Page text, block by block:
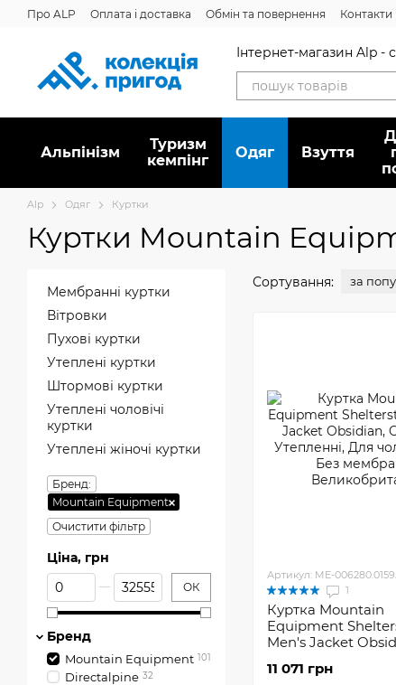
Перейти до основного контенту
Про ALP Оплата і доставка Обмін та повернення Контакти
Інтернет-магазин Alp -
Альпінізм
Туризм
кемпінг
Oдяг Взуття
Alp Oдяг Куртки
Куртки Mountain
Сортування: за
Артикул: ME-
1
Куртка Mountain
Equipment
Men's Jacket
11 071 грн
Мембранні куртки
Вітровки
Пухові куртки
Утеплені куртки
Штормові куртки
Утеплені чоловічі
куртки
Утеплені жіночі куртки
Бренд:
Mountain Equipment
Очистити фільтр
Ціна, грн
Від Ціна, грн
До Ціна, грн ОК
Бренд
Mountain Equipment 101
Directalpine 32